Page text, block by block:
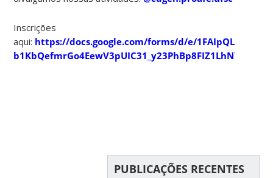
Inscrições
aqui: https://docs.google.com/forms/d/e/
b1KbQefmrGo4EewV3pUIC31_y23PhBp8FIZ1LhNYQw/
PUBLICAÇÕES RECENTES